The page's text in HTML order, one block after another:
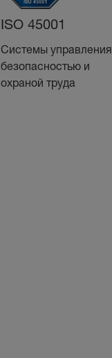
ISO 45001
Системы управления
безопасностью и
охраной труда